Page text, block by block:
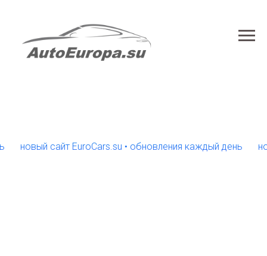
сайт EuroCars.su • обновления каждый день новый